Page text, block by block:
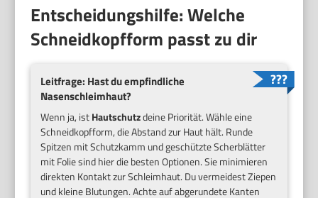
Entscheidungshilfe: Welche
Schneidkopfform passt zu dir
Leitfrage: Hast du empfindliche
Nasenschleimhaut?
Wenn ja, istHautschutzdeine Priorität. Wähle eine
Schneidkopfform, die Abstand zur Haut hält. Runde
Spitzen mit Schutzkamm und geschützte Scherblätter
mit Folie sind hier die besten Optionen. Sie minimieren
direkten Kontakt zur Schleimhaut. Du vermeidest Ziepen
und kleine Blutungen. Achte auf abgerundete Kanten